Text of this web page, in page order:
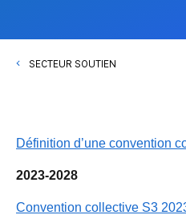
SECTEUR SOUTIEN
Définition d’une convention
2023-2028
Convention collective S3